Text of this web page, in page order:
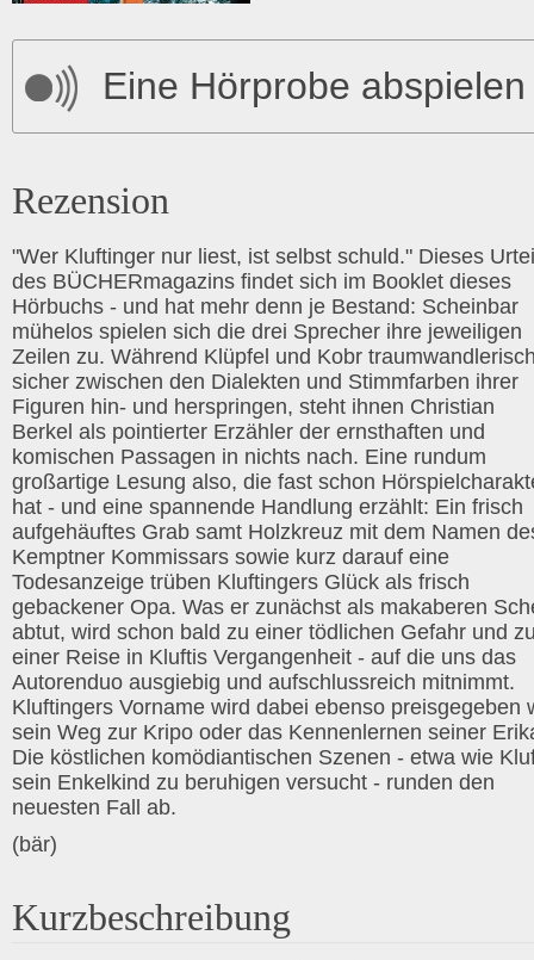
Eine Hörprobe abspielen
Rezension
"Wer Kluftinger nur liest, ist selbst schuld." Dieses
des BÜCHERmagazins findet sich im Booklet dieses
Hörbuchs - und hat mehr denn je Bestand: Scheinbar
mühelos spielen sich die drei Sprecher ihre jeweiligen
Zeilen zu. Während Klüpfel und Kobr
sicher zwischen den Dialekten und Stimmfarben ihrer
Figuren hin- und herspringen, steht ihnen Christian
Berkel als pointierter Erzähler der ernsthaften und
komischen Passagen in nichts nach. Eine rundum
großartige Lesung also, die fast schon
hat - und eine spannende Handlung erzählt: Ein frisch
aufgehäuftes Grab samt Holzkreuz mit dem Namen
Kemptner Kommissars sowie kurz darauf eine
Todesanzeige trüben Kluftingers Glück als frisch
gebackener Opa. Was er zunächst als makaberen
abtut, wird schon bald zu einer tödlichen Gefahr und
einer Reise in Kluftis Vergangenheit - auf die uns das
Autorenduo ausgiebig und aufschlussreich mitnimmt.
Kluftingers Vorname wird dabei ebenso preisgegeben
sein Weg zur Kripo oder das Kennenlernen seiner
Die köstlichen komödiantischen Szenen - etwa wie
sein Enkelkind zu beruhigen versucht - runden den
neuesten Fall ab.
(bär)
Kurzbeschreibung